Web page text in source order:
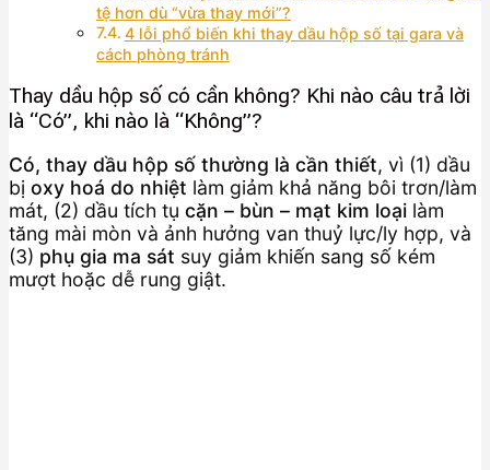
tệ hơn dù “vừa thay mới”?
4 lỗi phổ biến khi thay dầu hộp số tại gara và
cách phòng tránh
Thay dầu hộp số có cần không? Khi nào câu trả lời
là “Có”, khi nào là “Không”?
Có, thay dầu hộp số thường là cần thiết, vì (1) dầu
bị oxy hoá do nhiệt làm giảm khả năng bôi trơn/làm
mát, (2) dầu tích tụ cặn – bùn – mạt kim loại làm
tăng mài mòn và ảnh hưởng van thuỷ lực/ly hợp, và
(3) phụ gia ma sát suy giảm khiến sang số kém
mượt hoặc dễ rung giật.